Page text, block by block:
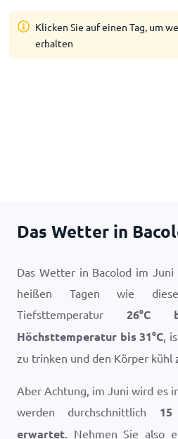
Klicken Sie auf einen Tag, um
erhalten
Das Wetter in
Das Wetter in Bacolod im
heißen Tagen wie
Tiefsttemperatur 26°C
Höchsttemperatur bis31°C,
zu trinken und den Körper kühl
Aber Achtung, im Juni wird es
werden durchschnittlich
erwartet. Nehmen Sie also